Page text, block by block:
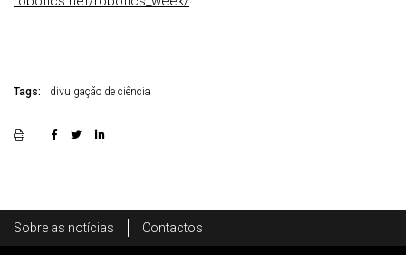
Tags: divulgação de ciência
Footer
Sobre as notícias Contactos